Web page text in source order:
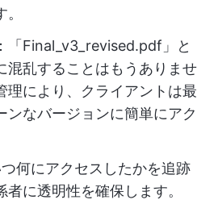
：「Final_v3_revised.pdf」と
混乱することはもうありませ
理により、クライアントは最
ンなバージョンに簡単にアク
何にアクセスしたかを追跡
者に透明性を確保します。